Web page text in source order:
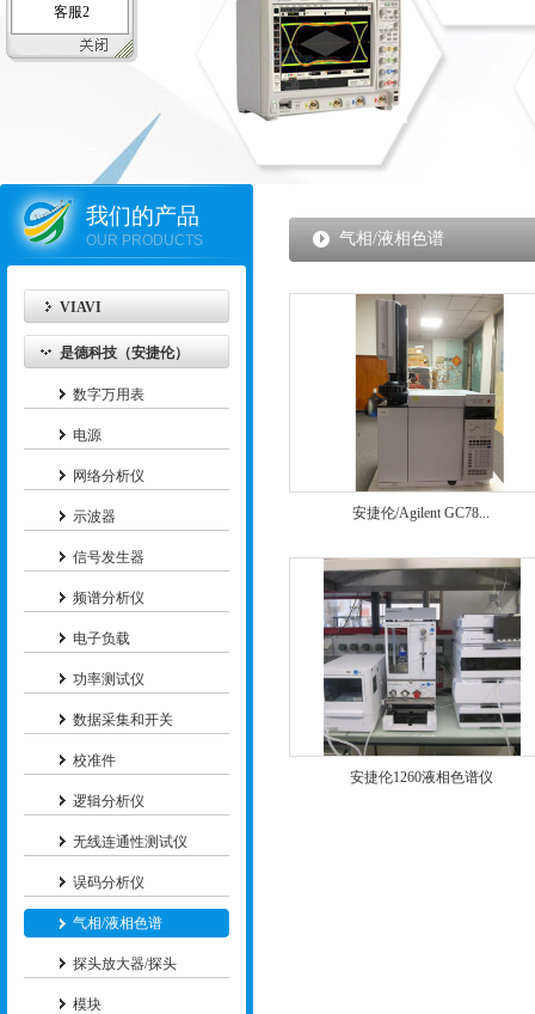
我们的产品
OUR PRODUCTS
VIAVI
是德科技（安捷伦）
数字万用表
电源
网络分析仪
示波器
信号发生器
频谱分析仪
电子负载
功率测试仪
数据采集和开关
校准件
逻辑分析仪
无线连通性测试仪
误码分析仪
气相/液相色谱
探头放大器/探头
模块
气相/液相色谱
安捷伦/Agilent GC78...
安捷伦1260液相色谱仪
客服2